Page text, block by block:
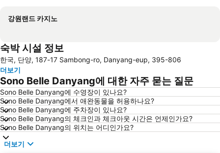
강원랜드 카지노
숙박 시설 정보
한국, 단양, 187-17 Sambong-ro, Danyang-eup, 395-806
더보기
Sono Belle Danyang에 대한 자주 묻는 질문
Sono Belle Danyang에 수영장이 있나요?
Sono Belle Danyang에서 애완동물을 허용하나요?
Sono Belle Danyang에 주차장이 있나요?
Sono Belle Danyang의 체크인과 체크아웃 시간은 언제인가요?
Sono Belle Danyang의 위치는 어디인가요?
더보기